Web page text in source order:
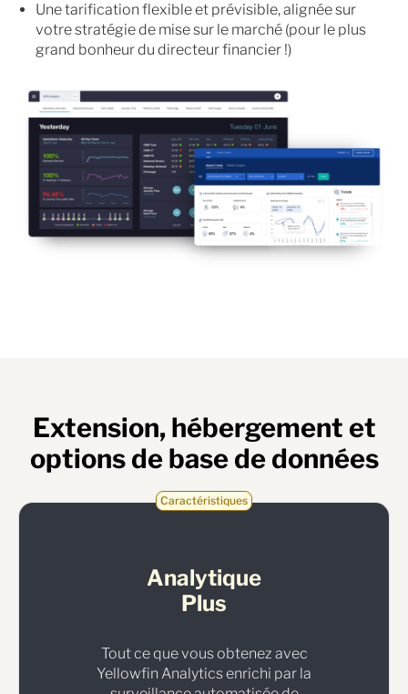
Une tarification flexible et prévisible, alignée sur
votre stratégie de mise sur le marché (pour le plus
grand bonheur du directeur financier !)
Extension, hébergement et
options de base de données
Caractéristiques
Analytique
Plus
Tout ce que vous obtenez avec
Yellowfin Analytics enrichi par la